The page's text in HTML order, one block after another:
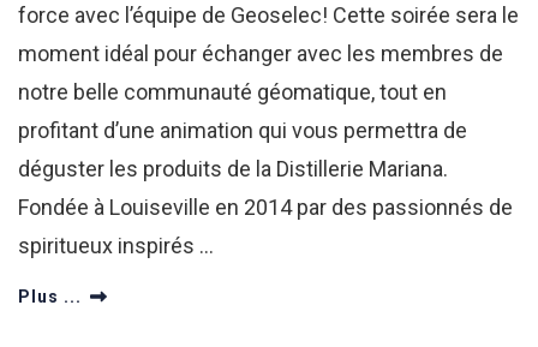
force avec l’équipe de Geoselec! Cette soirée sera le
moment idéal pour échanger avec les membres de
notre belle communauté géomatique, tout en
profitant d’une animation qui vous permettra de
déguster les produits de la Distillerie Mariana.
Fondée à Louiseville en 2014 par des passionnés de
spiritueux inspirés …
Plus ...